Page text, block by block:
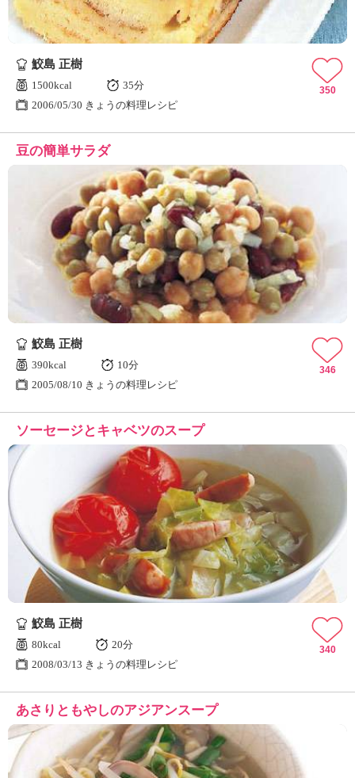
鮫島 正樹
1500kcal
35分
2006/05/30 きょうの料理レシピ
350
豆の簡単サラダ
鮫島 正樹
390kcal
10分
2005/08/10 きょうの料理レシピ
346
ソーセージとキャベツのスープ
鮫島 正樹
80kcal
20分
2008/03/13 きょうの料理レシピ
340
あさりともやしのアジアンスープ